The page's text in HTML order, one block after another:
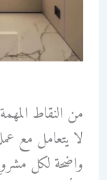
من النقاط
لا يتعامل مع
واضحة لكل